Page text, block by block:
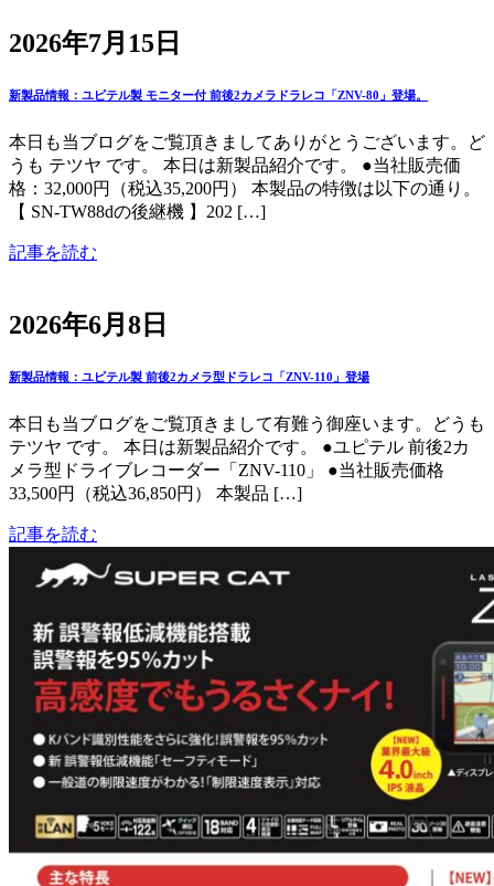
2026年7月15日
新製品情報：ユピテル製 モニター付 前後2カメラドラレコ「ZNV-80」登場。
本日も当ブログをご覧頂きましてありがとうございます。ど
うも テツヤ です。 本日は新製品紹介です。 ●当社販売価
格：32,000円（税込35,200円） 本製品の特徴は以下の通り。
【 SN-TW88dの後継機 】202 […]
記事を読む
2026年6月8日
新製品情報：ユピテル製 前後2カメラ型ドラレコ「ZNV-110」登場
本日も当ブログをご覧頂きまして有難う御座います。どうも
テツヤ です。 本日は新製品紹介です。 ●ユピテル 前後2カ
メラ型ドライブレコーダー「ZNV-110」 ●当社販売価格
33,500円（税込36,850円） 本製品 […]
記事を読む